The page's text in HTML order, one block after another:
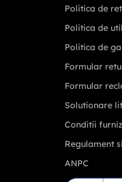
Politica de
Politica de
Politica de
Formular
Formular
Solutionare
Conditii
Regulament
ANPC